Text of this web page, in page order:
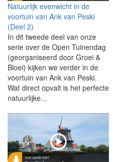
Natuurlijk evenwicht in de
voortuin van Ank van Peski
(Deel 2)
In dit tweede deel van onze
serie over de Open Tuinendag
(georganiseerd door Groei &
Bloei) kijken we verder in de
voortuin van Ank van Peski.
Wat direct opvalt is het perfecte
natuurlijke...